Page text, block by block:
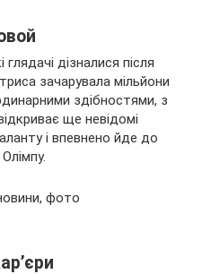
глядачі дізналися після
зачарувала мільйони
здібностями, з
ще невідомі
і впевнено йде до